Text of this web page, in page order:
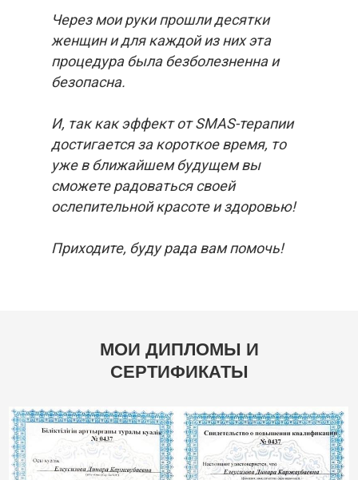
Через мои руки прошли десятки
женщин и для каждой из них эта
процедура была безболезненна и
безопасна.
И, так как эффект от SMAS-терапии
достигается за короткое время, то
уже в ближайшем будущем вы
сможете радоваться своей
ослепительной красоте и здоровью!
Приходите, буду рада вам помочь!
МОИ ДИПЛОМЫ И
СЕРТИФИКАТЫ